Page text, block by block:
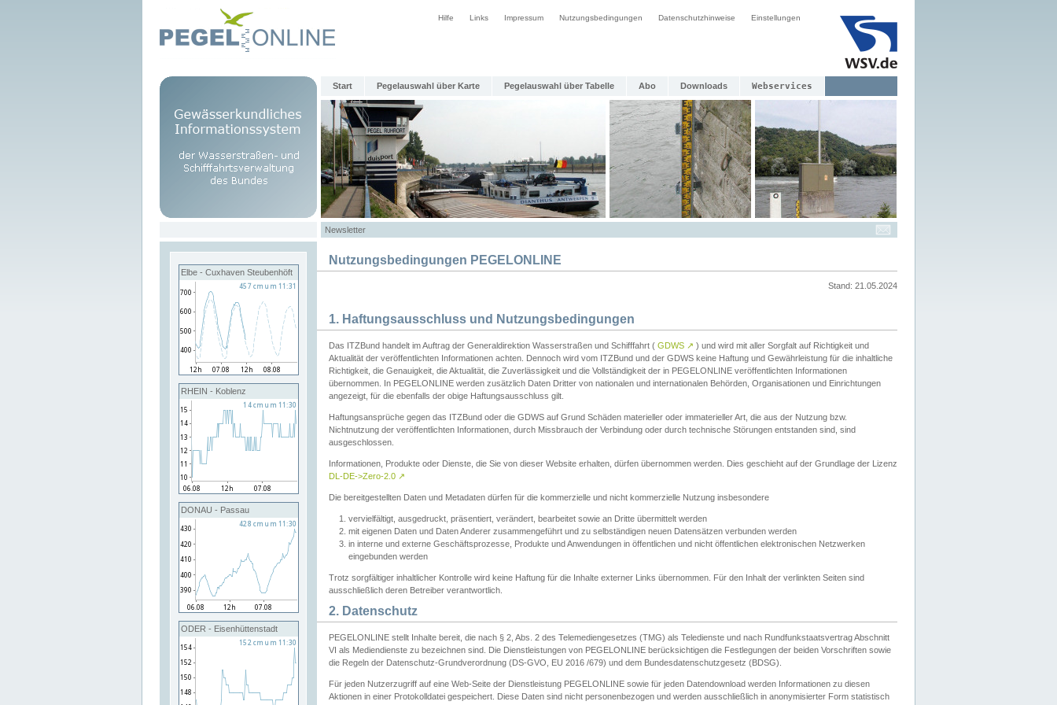
Hilfe Links Impressum Nutzungsbedingungen Datenschutzhinweise Einstellungen
Start Pegelauswahl über Karte Pegelauswahl über Tabelle Abo Downloads Webservices
Newsletter
Elbe - Cuxhaven Steubenhöft
RHEIN - Koblenz
DONAU - Passau
ODER - Eisenhüttenstadt
Nutzungsbedingungen PEGELONLINE
Stand: 21.05.2024
1. Haftungsausschluss und Nutzungsbedingungen
Das ITZBund handelt im Auftrag der Generaldirektion Wasserstraßen und Schifffahrt ( GDWS ↗ ) und wird mit aller Sorgfalt auf Richtigkeit und
Aktualität der veröffentlichten Informationen achten. Dennoch wird vom ITZBund und der GDWS keine Haftung und Gewährleistung für die inhaltliche
Richtigkeit, die Genauigkeit, die Aktualität, die Zuverlässigkeit und die Vollständigkeit der in PEGELONLINE veröffentlichten Informationen
übernommen. In PEGELONLINE werden zusätzlich Daten Dritter von nationalen und internationalen Behörden, Organisationen und Einrichtungen
angezeigt, für die ebenfalls der obige Haftungsausschluss gilt.
Haftungsansprüche gegen das ITZBund oder die GDWS auf Grund Schäden materieller oder immaterieller Art, die aus der Nutzung bzw.
Nichtnutzung der veröffentlichten Informationen, durch Missbrauch der Verbindung oder durch technische Störungen entstanden sind, sind
ausgeschlossen.
Informationen, Produkte oder Dienste, die Sie von dieser Website erhalten, dürfen übernommen werden. Dies geschieht auf der Grundlage der Lizenz
DL-DE->Zero-2.0 ↗
Die bereitgestellten Daten und Metadaten dürfen für die kommerzielle und nicht kommerzielle Nutzung insbesondere
vervielfältigt, ausgedruckt, präsentiert, verändert, bearbeitet sowie an Dritte übermittelt werden
mit eigenen Daten und Daten Anderer zusammengeführt und zu selbständigen neuen Datensätzen verbunden werden
in interne und externe Geschäftsprozesse, Produkte und Anwendungen in öffentlichen und nicht öffentlichen elektronischen Netzwerken
eingebunden werden
Trotz sorgfältiger inhaltlicher Kontrolle wird keine Haftung für die Inhalte externer Links übernommen. Für den Inhalt der verlinkten Seiten sind
ausschließlich deren Betreiber verantwortlich.
2. Datenschutz
PEGELONLINE stellt Inhalte bereit, die nach § 2, Abs. 2 des Telemediengesetzes (TMG) als Teledienste und nach Rundfunkstaatsvertrag Abschnitt
VI als Mediendienste zu bezeichnen sind. Die Dienstleistungen von PEGELONLINE berücksichtigen die Festlegungen der beiden Vorschriften sowie
die Regeln der Datenschutz-Grundverordnung (DS-GVO, EU 2016 /679) und dem Bundesdatenschutzgesetz (BDSG).
Für jeden Nutzerzugriff auf eine Web-Seite der Dienstleistung PEGELONLINE sowie für jeden Datendownload werden Informationen zu diesen
Aktionen in einer Protokolldatei gespeichert. Diese Daten sind nicht personenbezogen und werden ausschließlich in anonymisierter Form statistisch